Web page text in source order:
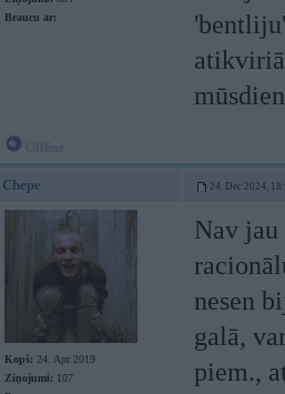
Braucu ar:
Chepe 24. Dec 2024,
Kopš: 24. Apr 2019
Ziņojumi: 107
Nav jau
nesen
galā,
piem.,